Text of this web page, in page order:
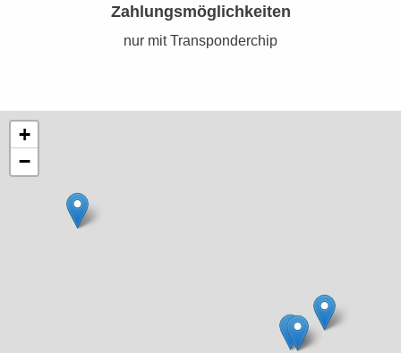
Zahlungsmöglichkeiten
nur mit Transponderchip
+
−